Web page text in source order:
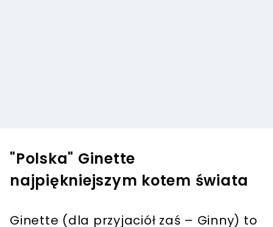
"Polska" Ginette
najpiękniejszym kotem świata
Ginette (dla przyjaciół zaś – Ginny) to